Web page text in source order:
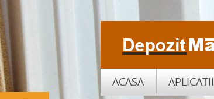
ACASA APLICATII